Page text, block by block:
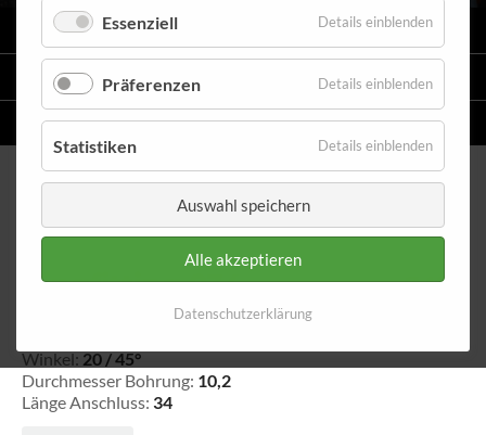
VARIO
STAHLFLEX -LEITUNGSKITS FÜR MOTORRÄDER
EINZELLEITUNGENNACH MASS
Ringfitting 034 Ø 10,2
Winkel: 20 / 45°
Durchmesser Bohrung: 10,2
Länge Anschluss: 34
Essenziell Details einblenden
Präferenzen Details einblenden
Statistiken Details einblenden
Auswahl speichern
Alle akzeptieren
Datenschutzerklärung
Verteiler
Katalog